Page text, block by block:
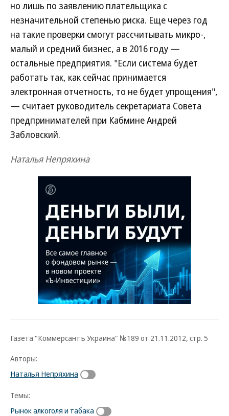
но лишь по заявлению плательщика с
незначительной степенью риска. Еще через год
на такие проверки смогут рассчитывать микро-,
малый и средний бизнес, а в 2016 году —
остальные предприятия. "Если система будет
работать так, как сейчас принимается
электронная отчетность, то не будет упрощения",
— считает руководитель секретариата Совета
предпринимателей при Кабмине Андрей
Забловский.
Наталья Непряхина
Газета "Коммерсантъ Украина" №189 от 21.11.2012, стр. 5
Авторы:
Наталья Непряхина
Темы:
Рынок алкоголя и табака